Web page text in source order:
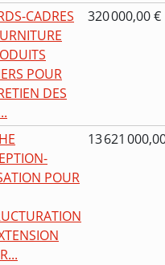
CADRES
POUR
DES
320 000,00 €
POUR
13 621